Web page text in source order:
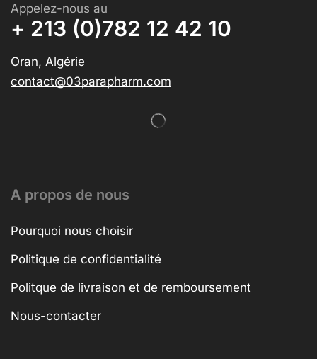
Appelez-nous au
+ 213 (0)782 12 42 10
Oran, Algérie
contact@03parapharm.com
A propos de nous
Pourquoi nous choisir
Politique de confidentialité
Politque de livraison et de remboursement
Nous-contacter